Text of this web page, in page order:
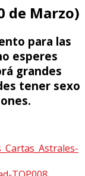
de Marzo)
para las
esperes
grandes
tener sexo